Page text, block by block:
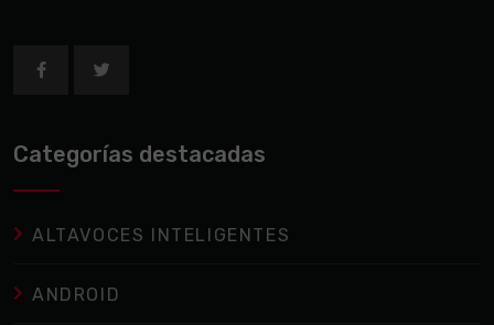
Categorías destacadas
ALTAVOCES INTELIGENTES
ANDROID